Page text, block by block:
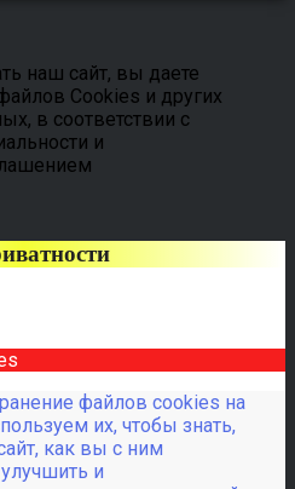
наш сайт, вы даете
Cookies и других
в соответствии с
и
файлов cookies на
их, чтобы знать,
как вы с ним
и